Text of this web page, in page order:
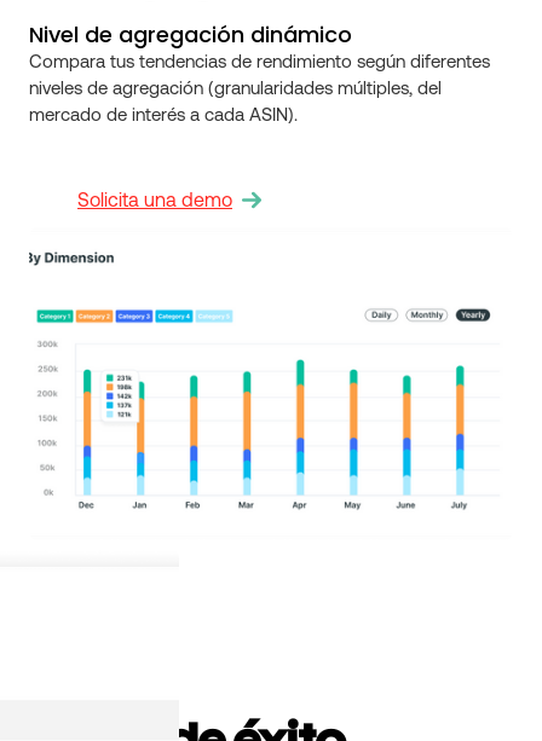
Nivel de agregación dinámico
Compara tus tendencias de rendimiento según diferentes
niveles de agregación (granularidades múltiples, del
mercado de interés a cada ASIN).
Solicita una demo